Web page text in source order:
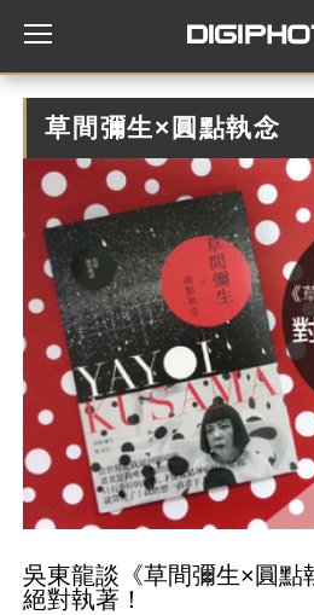
草間彌生×圓點執念
吳東龍談《草間彌生×圓點
絕對執著！